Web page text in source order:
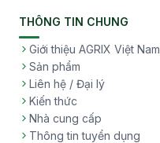
THÔNG TIN CHUNG
Giới thiệu AGRIX Việt Nam
Sản phẩm
Liên hệ / Đại lý
Kiến thức
Nhà cung cấp
Thông tin tuyển dụng